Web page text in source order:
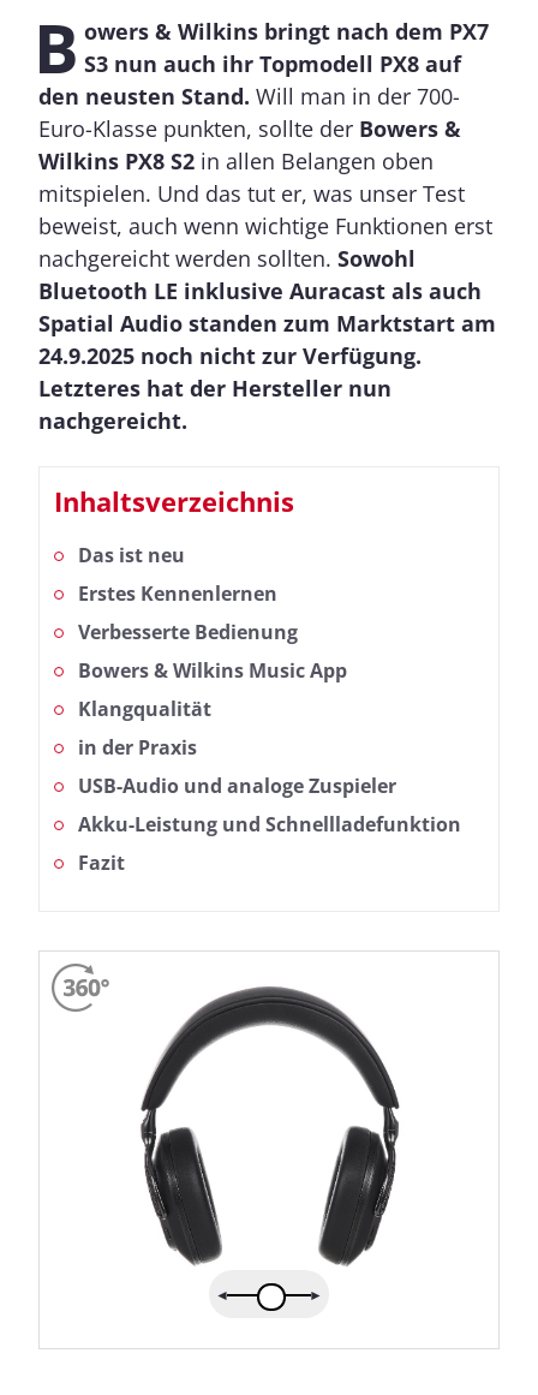
B owers & Wilkins bringt nach dem PX7
S3 nun auch ihr Topmodell PX8 auf
den neusten Stand. Will man in der 700-
Euro-Klasse punkten, sollte der Bowers &
Wilkins PX8 S2 in allen Belangen oben
mitspielen. Und das tut er, was unser Test
beweist, auch wenn wichtige Funktionen erst
nachgereicht werden sollten. Sowohl
Bluetooth LE inklusive Auracast als auch
Spatial Audio standen zum Marktstart am
24.9.2025 noch nicht zur Verfügung.
Letzteres hat der Hersteller nun
nachgereicht.
Inhaltsverzeichnis
Das ist neu
Erstes Kennenlernen
Verbesserte Bedienung
Bowers & Wilkins Music App
Klangqualität
in der Praxis
USB-Audio und analoge Zuspieler
Akku-Leistung und Schnellladefunktion
Fazit